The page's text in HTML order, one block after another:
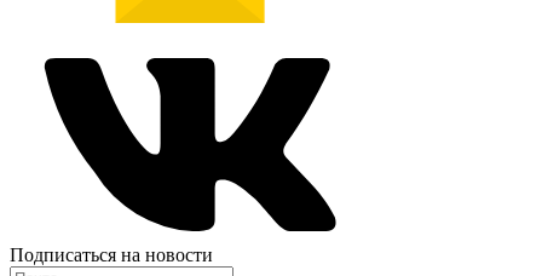
Подписаться на новости